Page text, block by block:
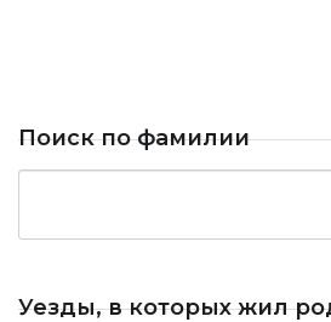
Поиск по фамилии
Уезды, в которых жил